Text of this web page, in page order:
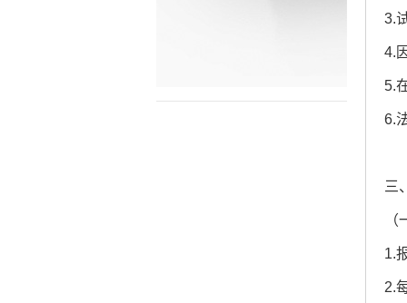
3.
4.
5.
6.
三
1.
2.